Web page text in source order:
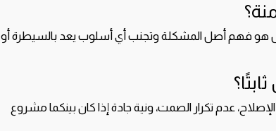
هو فهم أصل المشكلة وتجنب أي أسلوب يعد بالسيطرة أو
عدم تكرار الصمت، ونية جادة إذا كان بينكما مشروع